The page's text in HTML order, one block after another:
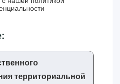
территориальной